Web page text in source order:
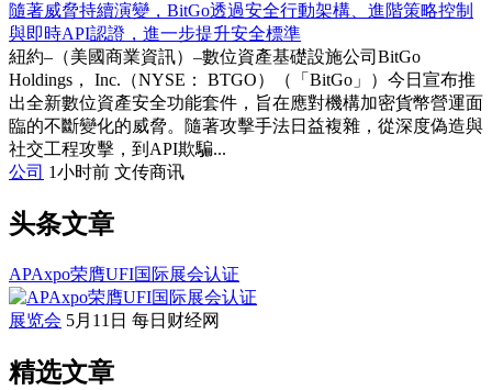
隨著威脅持續演變，BitGo透過安全行動架構、進階策略控制
與即時API認證，進一步提升安全標準
紐約–（美國商業資訊）–數位資產基礎設施公司BitGo
Holdings， Inc.（NYSE： BTGO）（「BitGo」）今日宣布推
出全新數位資產安全功能套件，旨在應對機構加密貨幣營運面
臨的不斷變化的威脅。隨著攻擊手法日益複雜，從深度偽造與
社交工程攻擊，到API欺騙...
公司 1小时前 文传商讯
头条文章
APAxpo荣膺UFI国际展会认证
展览会 5月11日 每日财经网
精选文章